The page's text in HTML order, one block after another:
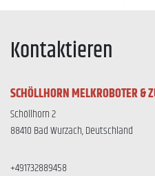
Kontaktieren
SCHÖLLHORN MELKROBOTER &
Schöllhorn 2
88410 Bad Wurzach, Deutschland
+491732889458